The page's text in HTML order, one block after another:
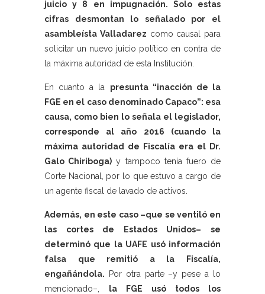
juicio y 8 en impugnación. Solo estas
cifras desmontan lo señalado por el
asambleísta Valladarez como causal para
solicitar un nuevo juicio político en contra de
la máxima autoridad de esta Institución.
En cuanto a la presunta “inacción de la
FGE en el caso denominado Capaco”: esa
causa, como bien lo señala el legislador,
corresponde al año 2016 (cuando la
máxima autoridad de Fiscalía era el Dr.
Galo Chiriboga) y tampoco tenía fuero de
Corte Nacional, por lo que estuvo a cargo de
un agente fiscal de lavado de activos.
Además, en este caso –que se ventiló en
las cortes de Estados Unidos– se
determinó que la UAFE usó información
falsa que remitió a la Fiscalía,
engañándola. Por otra parte –y pese a lo
mencionado–,
la FGE usó todos los